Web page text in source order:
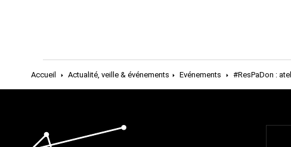
Accueil Actualité, veille & événements Evénements #ResPaDon :